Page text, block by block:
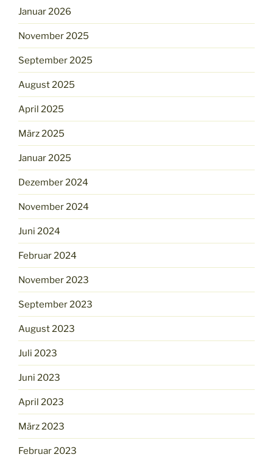
Januar 2026
November 2025
September 2025
August 2025
April 2025
März 2025
Januar 2025
Dezember 2024
November 2024
Juni 2024
Februar 2024
November 2023
September 2023
August 2023
Juli 2023
Juni 2023
April 2023
März 2023
Februar 2023